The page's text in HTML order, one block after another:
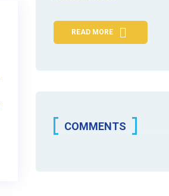
READ MORE
COMMENTS